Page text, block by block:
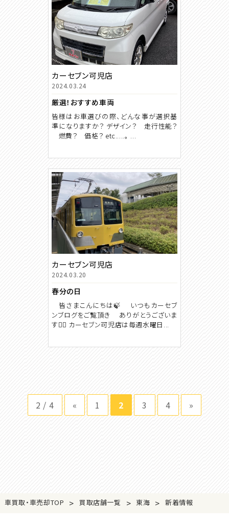
カーセブン可児店
2024.03.24
厳選！おすすめ車両
皆様はお車選びの際、どんな事が選択基
準になりますか？ デザイン？ 走行性能？
燃費？ 価格？ etc.....。 ...
カーセブン可児店
2024.03.20
春分の日
皆さまこんにちは🍃 いつもカーセブ
ンブログをご覧頂き ありがとうございま
す🙇‍♀️ カーセブン可児店は毎週水曜日...
2 / 4 « 1 2 3 4 »
車買取・車売却TOP > 買取店舗一覧 > 東海 > 新着情報